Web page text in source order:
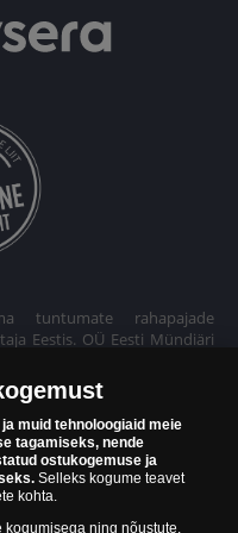
tuntumate rahapajade
Eestis. OÜ Eesti Mündiäri
grupil "Samlerhuset
Ettevõtete grupile kuulub
mis tegutseb alates 1686.
ametlikke Norra ja
ka Nobeli rahupreemia
muid tehnoloogiaid meie
tagamiseks, nende
ostukogemuse ja
Selleks kogume teavet
kohta.
kogumisega ning nõustute,